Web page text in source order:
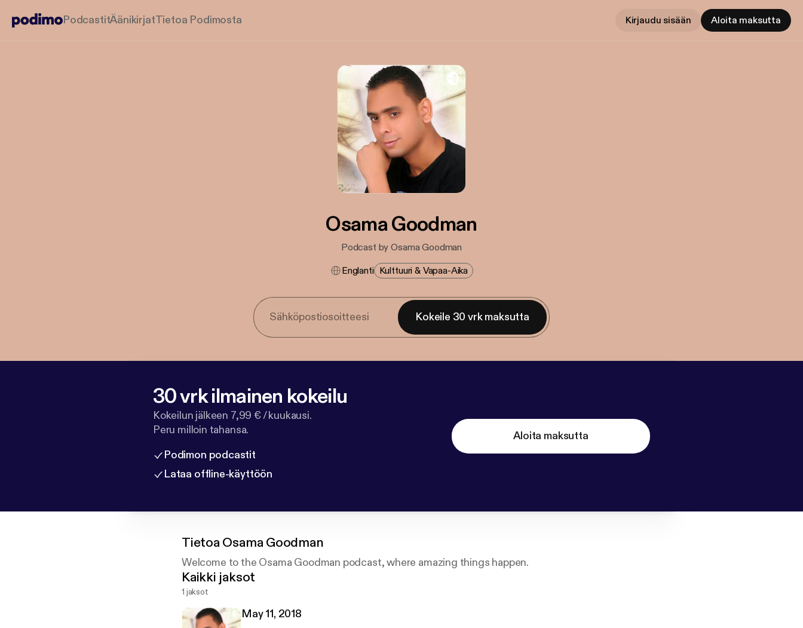
PodcastitÄänikirjatTietoa Podimosta Kirjaudu sisään Aloita maksutta
Osama Goodman
Podcast by Osama Goodman
Englanti Kulttuuri & Vapaa-Aika
Kokeile 30 vrk maksutta
30 vrk ilmainen kokeilu
Kokeilun jälkeen 7,99 € / kuukausi.
Peru milloin tahansa.
Podimon podcastit
Lataa offline-käyttöön
Aloita maksutta
Tietoa Osama Goodman
Welcome to the Osama Goodman podcast, where amazing things happen.
Kaikki jaksot
1 jaksot
May 11, 2018